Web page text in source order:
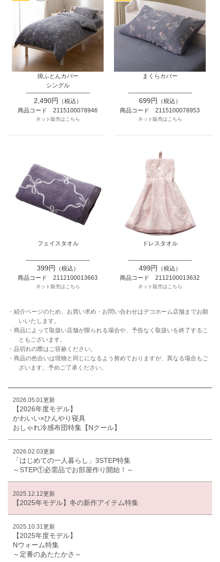
掛ふとんカバー
シングル
2,490円
（税込）
商品コード 2115100078946
ネット販売はこちら
まくらカバー
699円
（税込）
商品コード 2115100078953
ネット販売はこちら
フェイスタオル
399円
（税込）
商品コード 2112100013663
ネット販売はこちら
ドレスタオル
499円
（税込）
商品コード 2112100013632
ネット販売はこちら
・紹介ページのため、お買い求め・お問い合わせはデコホーム店舗までお願
いいたします。
・商品によって取扱い店舗が限られる場合や、予告なく取扱いを終了するこ
ともございます。
・品切れの際はご容赦ください。
・商品の色合いは現物と同じになるよう努めておりますが、異なる場合もご
ざいます。予めご了承ください。
2026.05.01更新
【2026年度モデル】
かわいい×ひんやり寝具
おしゃれ冷感布団特集【Nクール】
2026.02.03更新
「はじめての一人暮らし」3STEP特集
～STEP①必需品でお部屋作り開始！～
2025.12.12更新
【2025年モデル】冬の新作アイテム特集
2025.10.31更新
【2025年度モデル】
Nウォーム特集
～定番のあたたかさ～